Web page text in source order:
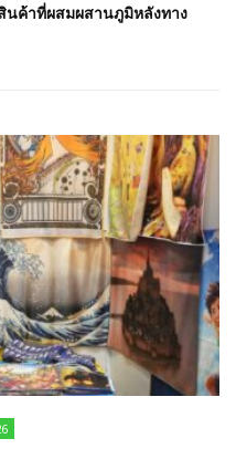
นค้าที่ผสมผสานภูมิหลังทาง